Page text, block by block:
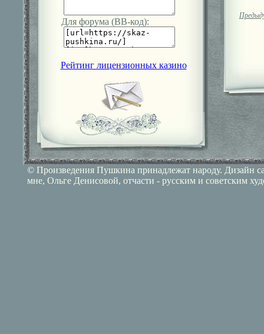
Для форума (ВВ-код):
Рейтинг лицензионных казино
© Произведения Пушкина принадлежат народу. Дизайн
мне, Ольге Денисовой, отчасти - русским и советским